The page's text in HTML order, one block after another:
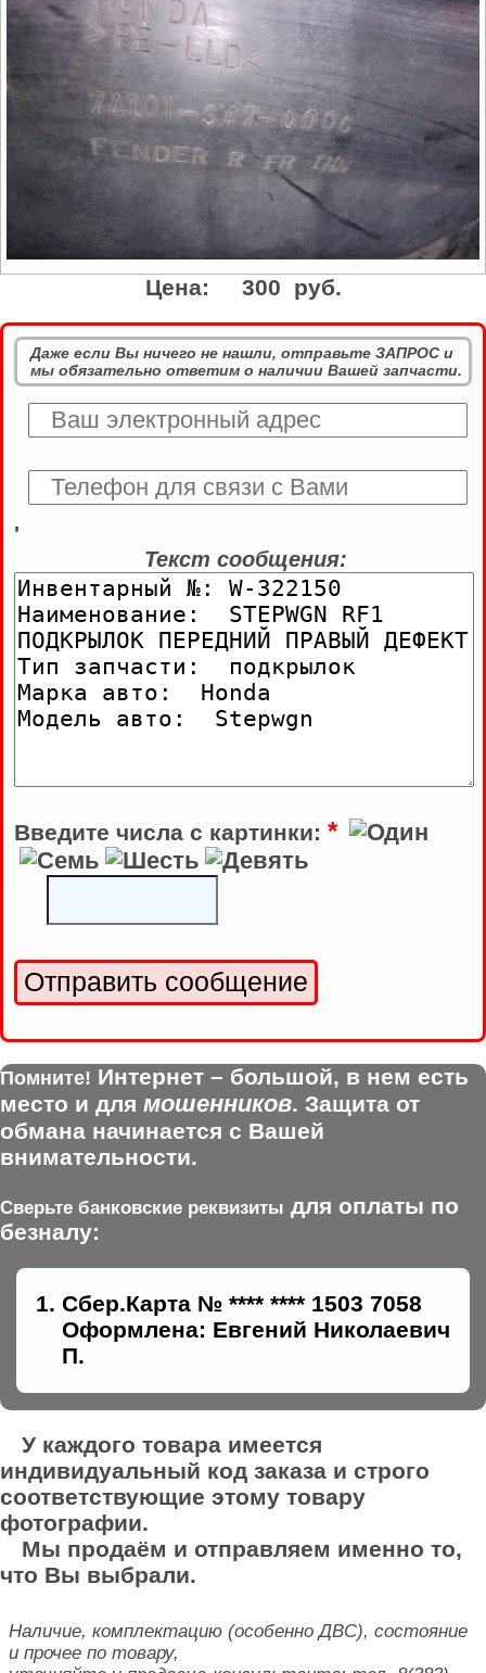
Цена: 300 руб.
Даже если Вы ничего не нашли, отправьте ЗАПРОС и
мы обязательно ответим о наличии Вашей запчасти.
'
Текст сообщения:
Введите числа с картинки: *
Помните! Интернет – большой, в нем есть
место и для мошенников. Защита от
обмана начинается с Вашей
внимательности.
Сверьте банковские реквизиты для оплаты по
безналу:
Сбер.Карта № **** **** 1503 7058
Оформлена: Евгений Николаевич
П.
У каждого товара имеется
индивидуальный код заказа и строго
соответствующие этому товару
фотографии.
Мы продаём и отправляем именно то,
что Вы выбрали.
Наличие, комплектацию (особенно ДВС), состояние
и прочее по товару,